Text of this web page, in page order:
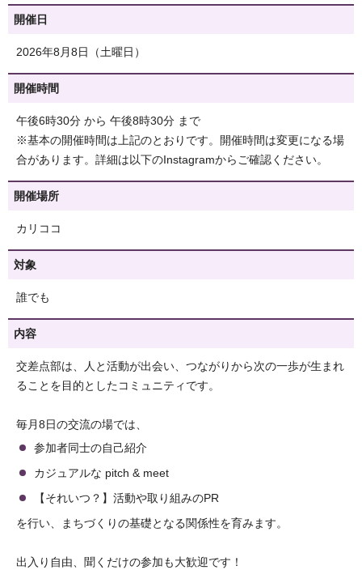
開催日
2026年8月8日（土曜日）
開催時間
午後6時30分 から 午後8時30分 まで
※基本の開催時間は上記のとおりです。開催時間は変更になる場
合があります。詳細は以下のInstagramからご確認ください。
開催場所
カリココ
対象
誰でも
内容
交差点部は、人と活動が出会い、つながりから次の一歩が生まれ
ることを目的としたコミュニティです。
毎月8日の交流の場では、
参加者同士の自己紹介
カジュアルな pitch & meet
【それいつ？】活動や取り組みのPR
を行い、まちづくりの基礎となる関係性を育みます。
出入り自由、聞くだけの参加も大歓迎です！